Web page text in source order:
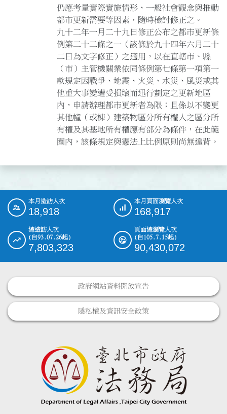
仍應考量實際實施情形、一般社會觀念與推動
都市更新需要等因素，隨時檢討修正之。
九十二年一月二十九日修正公布之都市更新條
例第二十二條之一（該條於九十四年六月二十
二日為文字修正）之適用，以在直轄市、縣
（市）主管機關業依同條例第七條第一項第一
款規定因戰爭、地震、火災、水災、風災或其
他重大事變遭受損壞而迅行劃定之更新地區
內，申請辦理都市更新者為限；且係以不變更
其他幢（或棟）建築物區分所有權人之區分所
有權及其基地所有權應有部分為條件，在此範
::: 本月造訪人次
18,918
本月頁面瀏覽人次
168,917
總造訪人次
(自93.07.26起)
7,803,323
頁面總瀏覽人次
(自105.7.15起)
90,430,072
政府網站資料開放宣告
隱私權及資訊安全政策